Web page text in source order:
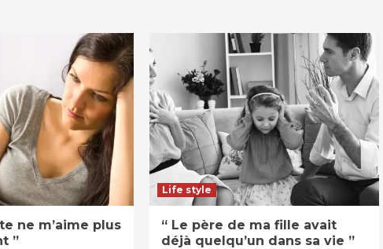
ne m’aime plus
”
Life style
“ Le père de ma fille avait
déjà quelqu’un dans sa vie ”